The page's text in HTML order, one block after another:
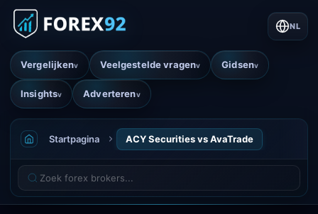
Vergelijkenv Veelgestelde vragenv Gidsenv
Insightsv Adverterenv
NL
Startpagina ACY Securities vs AvaTrade